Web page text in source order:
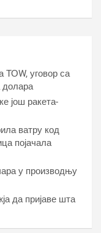
ТОW, уговор са
долара
још ракета-
ватру код
појачала
у производњу
да пријаве шта